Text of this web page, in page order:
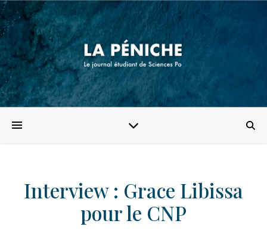
Interview : Grace Libissa
pour le CNP